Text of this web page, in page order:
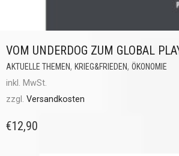
VOM UNDERDOG ZUM GLOBAL
AKTUELLE THEMEN, KRIEG&FRIEDEN, ÖKONOMIE
inkl. MwSt.
zzgl. Versandkosten
€12,90